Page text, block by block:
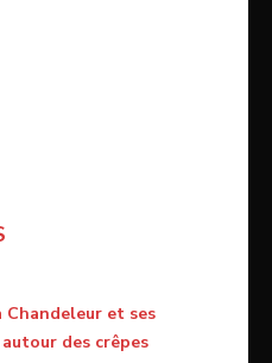
et ses
des crêpes